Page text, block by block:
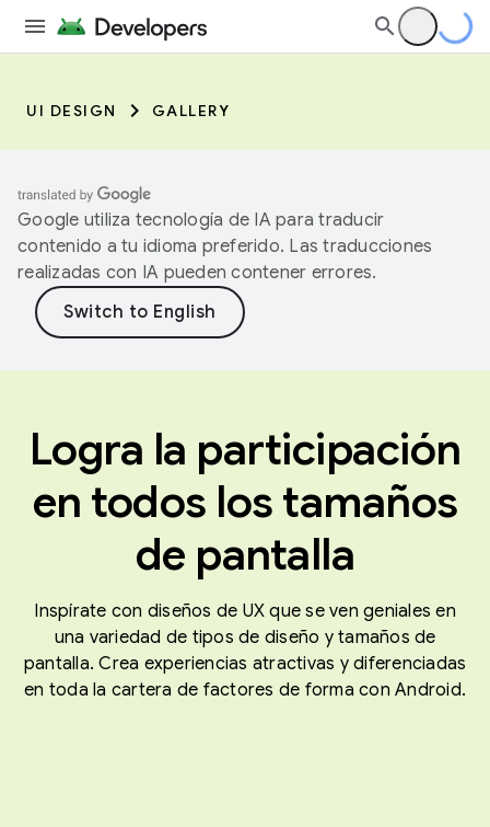
UI DESIGN GALLERY
Google utiliza tecnología de IA para traducir
contenido a tu idioma preferido. Las traducciones
realizadas con IA pueden contener errores.
Logra la participación
en todos los tamaños
de pantalla
Inspírate con diseños de UX que se ven geniales en
una variedad de tipos de diseño y tamaños de
pantalla. Crea experiencias atractivas y diferenciadas
en toda la cartera de factores de forma con Android.